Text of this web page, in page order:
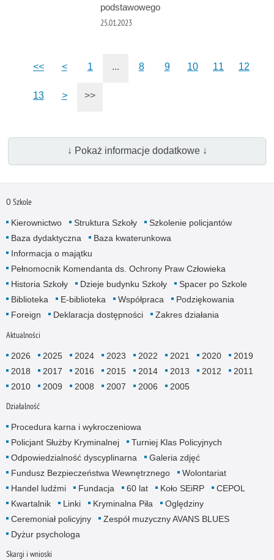
podstawowego
25.01.2023
<< < 1 ... 8 9 10 11 12
13 > >>
↓ Pokaż informacje dodatkowe ↓
O Szkole
Kierownictwo Struktura Szkoły
Szkolenie policjantów
Baza dydaktyczna
Baza kwaterunkowa
Informacja o majątku
Pełnomocnik Komendanta ds. Ochrony Praw Człowieka
Historia Szkoły
Dzieje budynku Szkoły
Spacer po Szkole
Biblioteka
E-biblioteka Współpraca
Podziękowania
Foreign
Deklaracja dostępności Zakres działania
Aktualności
2026 2025 2024 2023 2022 2021 2020
2019
2018
2017 2016 2015 2014 2013 2012
2011
2010
2009 2008 2007 2006 2005
Działalność
Procedura karna i wykroczeniowa
Policjant Służby Kryminalnej
Turniej Klas Policyjnych
Odpowiedzialność dyscyplinarna
Galeria zdjęć
Fundusz Bezpieczeństwa Wewnętrznego
Wolontariat
Handel ludźmi
Fundacja 60 lat Koło SEiRP
CEPOL
Kwartalnik
Linki Kryminalna Piła
Oględziny
Ceremoniał policyjny
Zespół muzyczny AVANS BLUES
Dyżur psychologa
Skargi i wnioski